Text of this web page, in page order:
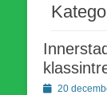
Publicerad
20